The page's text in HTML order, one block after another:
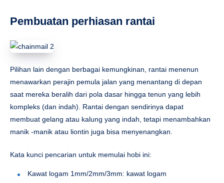
Pembuatan perhiasan rantai
Pilihan lain dengan berbagai kemungkinan, rantai menenun
menawarkan perajin pemula jalan yang menantang di depan
saat mereka beralih dari pola dasar hingga tenun yang lebih
kompleks (dan indah). Rantai dengan sendirinya dapat
membuat gelang atau kalung yang indah, tetapi menambahkan
manik -manik atau liontin juga bisa menyenangkan.
Kata kunci pencarian untuk memulai hobi ini:
Kawat logam 1mm/2mm/3mm: kawat logam